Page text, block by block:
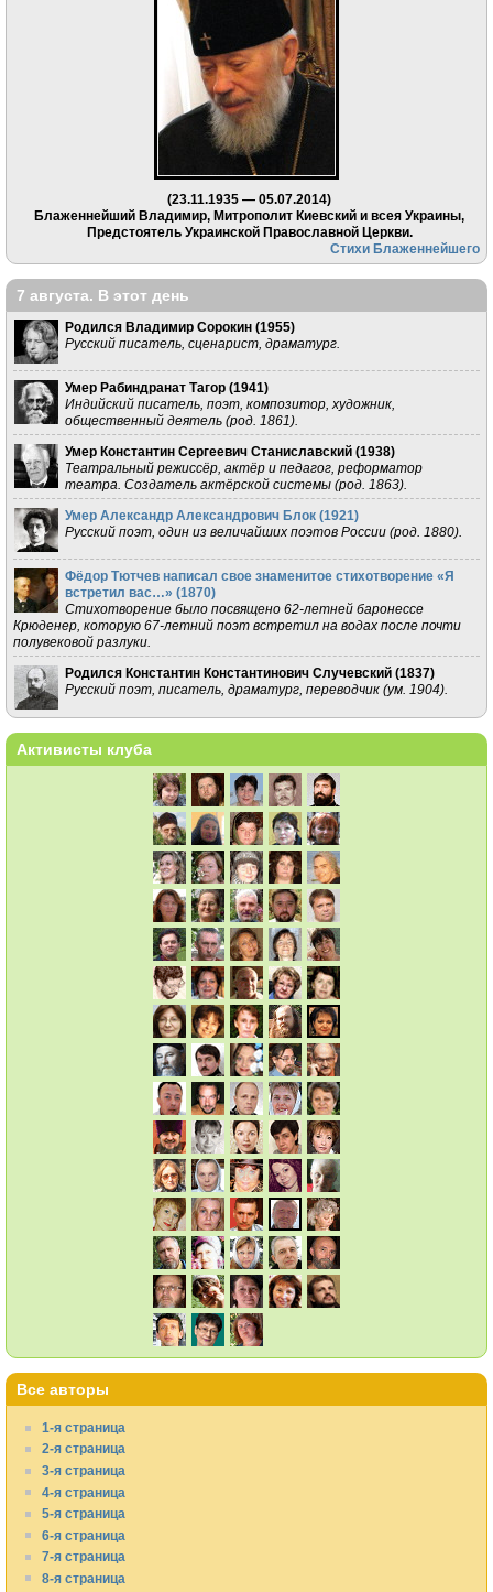
(23.11.1935 — 05.07.2014)
Блаженнейший Владимир, Митрополит Киевский и всея Украины,
Предстоятель Украинской Православной Церкви.
Стихи Блаженнейшего
7 августа. В этот день
Родился Владимир Сорокин (1955)
Русский писатель, сценарист, драматург.
Умер Рабиндранат Тагор (1941)
Индийский писатель, поэт, композитор, художник,
общественный деятель (род. 1861).
Умер Константин Сергеевич Станиславский (1938)
Театральный режиссёр, актёр и педагог, реформатор
театра. Создатель актёрской системы (род. 1863).
Умер Александр Александрович Блок (1921)
Русский поэт, один из величайших поэтов России (род. 1880).
Фёдор Тютчев написал свое знаменитое стихотворение «Я
встретил вас…» (1870)
Стихотворение было посвящено 62-летней баронессе
Крюденер, которую 67-летний поэт встретил на водах после почти
полувековой разлуки.
Родился Константин Константинович Случевский (1837)
Русский поэт, писатель, драматург, переводчик (ум. 1904).
Активисты клуба
Все авторы
1-я страница
2-я страница
3-я страница
4-я страница
5-я страница
6-я страница
7-я страница
8-я страница